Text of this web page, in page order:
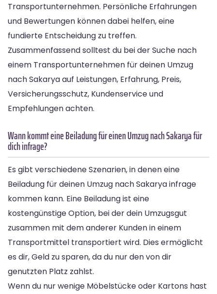
Transportunternehmen. Persönliche Erfahrungen
und Bewertungen können dabei helfen, eine
fundierte Entscheidung zu treffen.
Zusammenfassend solltest du bei der Suche nach
einem Transportunternehmen für deinen Umzug
nach Sakarya auf Leistungen, Erfahrung, Preis,
Versicherungsschutz, Kundenservice und
Empfehlungen achten.
Wann kommt eine Beiladung für einen Umzug nach Sakarya für
dich infrage?
Es gibt verschiedene Szenarien, in denen eine
Beiladung für deinen Umzug nach Sakarya infrage
kommen kann. Eine Beiladung ist eine
kostengünstige Option, bei der dein Umzugsgut
zusammen mit dem anderer Kunden in einem
Transportmittel transportiert wird. Dies ermöglicht
es dir, Geld zu sparen, da du nur den von dir
genutzten Platz zahlst.
Wenn du nur wenige Möbelstücke oder Kartons hast